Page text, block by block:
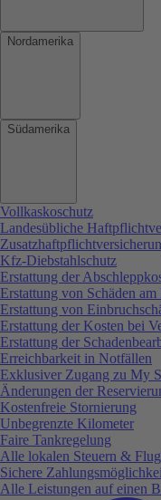
Nordamerika
Südamerika
Vollkaskoschutz
Landesübliche
Kfz-Diebstahlschutz
Erstattung der
Erstattung von Schäden am
Erstattung von
Erstattung der Kosten bei
Erstattung der
Erreichbarkeit in Notfällen
Exklusiver Zugang zu My
Änderungen der
Kostenfreie Stornierung
Unbegrenzte Kilometer
Faire Tankregelung
Alle lokalen Steuern &
Sichere
Alle Leistungen auf einen